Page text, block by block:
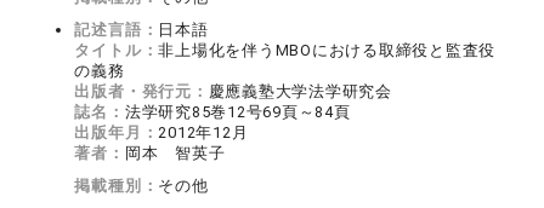
記述言語： 日本語
タイトル：非上場化を伴うMBOにおける取締役と監査役
の義務
出版者・発行元： 慶應義塾大学法学研究会
誌名： 法学研究85巻12号69頁～84頁
出版年月：2012年12月
著者： 岡本 智英子
掲載種別： その他